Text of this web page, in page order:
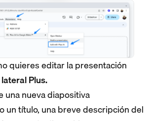
quieres editar la presentación
Plus.
una nueva diapositiva
un título, una breve descripción del